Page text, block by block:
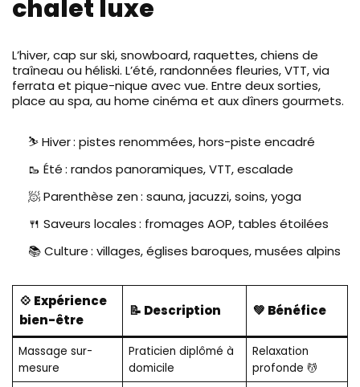
chalet luxe
L’hiver, cap sur ski, snowboard, raquettes, chiens de
traîneau ou héliski. L’été, randonnées fleuries, VTT, via
ferrata et pique-nique avec vue. Entre deux sorties,
place au spa, au home cinéma et aux dîners gourmets.
⛷️ Hiver : pistes renommées, hors-piste encadré
🥾 Été : randos panoramiques, VTT, escalade
🧖 Parenthèse zen : sauna, jacuzzi, soins, yoga
🍴 Saveurs locales : fromages AOP, tables étoilées
📚 Culture : villages, églises baroques, musées alpins
💠 Expérience
bien-être
📝 Description 💚 Bénéfice
Massage sur-
mesure
Praticien diplômé à
domicile
Relaxation
profonde 💆